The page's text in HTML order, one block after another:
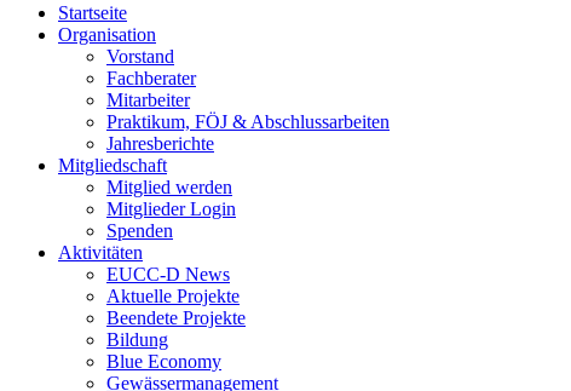
Startseite
Organisation
Vorstand
Fachberater
Mitarbeiter
Praktikum, FÖJ & Abschlussarbeiten
Jahresberichte
Mitgliedschaft
Mitglied werden
Mitglieder Login
Spenden
Aktivitäten
EUCC-D News
Aktuelle Projekte
Beendete Projekte
Bildung
Blue Economy
Gewässermanagement